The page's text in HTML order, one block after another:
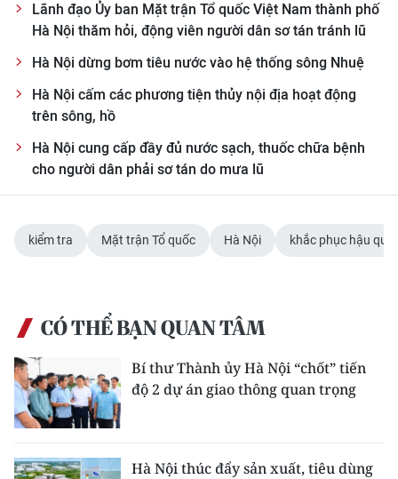
Lãnh đạo Ủy ban Mặt trận Tổ quốc Việt Nam thành phố
Hà Nội thăm hỏi, động viên người dân sơ tán tránh lũ
Hà Nội dừng bơm tiêu nước vào hệ thống sông Nhuệ
Hà Nội cấm các phương tiện thủy nội địa hoạt động
trên sông, hồ
Hà Nội cung cấp đầy đủ nước sạch, thuốc chữa bệnh
cho người dân phải sơ tán do mưa lũ
kiểm tra Mặt trận Tổ quốc Hà Nội khắc phục hậu quả
CÓ THỂ BẠN QUAN TÂM
Bí thư Thành ủy Hà Nội “chốt” tiến
độ 2 dự án giao thông quan trọng
Hà Nội thúc đẩy sản xuất, tiêu dùng